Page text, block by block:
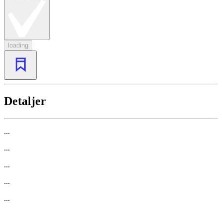
loading
Detaljer
...
...
...
...
...